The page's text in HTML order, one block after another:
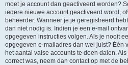
moet je account dan geactiveerd worden?
iedere nieuwe account geactiveerd wordt,
beheerder. Wanneer je je geregistreerd
dan niet nodig is. Indien je een e-mail
opgegeven instructies volgen. Als je nooit
opgegeven e-mailadres dan wel juist? Één
het aantal valse accounts te doen dalen.
correct was, neem dan contact op met de